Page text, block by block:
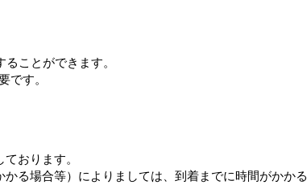
ことができます。
です。
おります。
る場合等）によりましては、到着までに時間がかかる